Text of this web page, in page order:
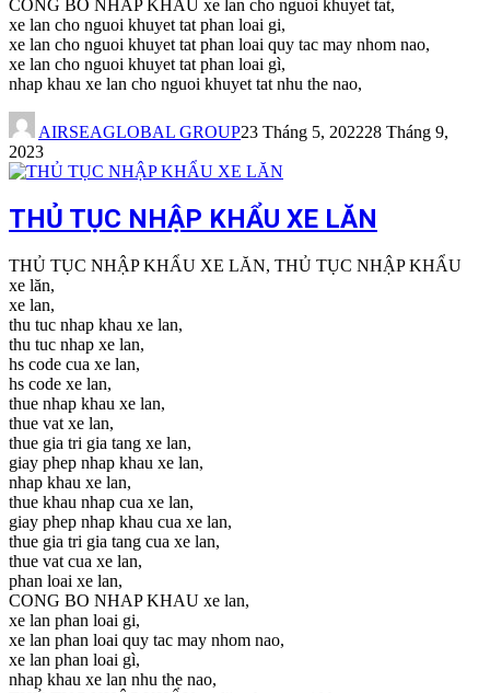
CONG BO NHAP KHAU xe lan cho nguoi khuyet tat,
xe lan cho nguoi khuyet tat phan loai gi,
xe lan cho nguoi khuyet tat phan loai quy tac may nhom nao,
xe lan cho nguoi khuyet tat phan loai gì,
nhap khau xe lan cho nguoi khuyet tat nhu the nao,
AIRSEAGLOBAL GROUP23 Tháng 5, 202228 Tháng 9,
2023
THỦ TỤC NHẬP KHẨU XE LĂN
THỦ TỤC NHẬP KHẨU XE LĂN, THỦ TỤC NHẬP KHẨU
xe lăn,
xe lan,
thu tuc nhap khau xe lan,
thu tuc nhap xe lan,
hs code cua xe lan,
hs code xe lan,
thue nhap khau xe lan,
thue vat xe lan,
thue gia tri gia tang xe lan,
giay phep nhap khau xe lan,
nhap khau xe lan,
thue khau nhap cua xe lan,
giay phep nhap khau cua xe lan,
thue gia tri gia tang cua xe lan,
thue vat cua xe lan,
phan loai xe lan,
CONG BO NHAP KHAU xe lan,
xe lan phan loai gi,
xe lan phan loai quy tac may nhom nao,
xe lan phan loai gì,
nhap khau xe lan nhu the nao,